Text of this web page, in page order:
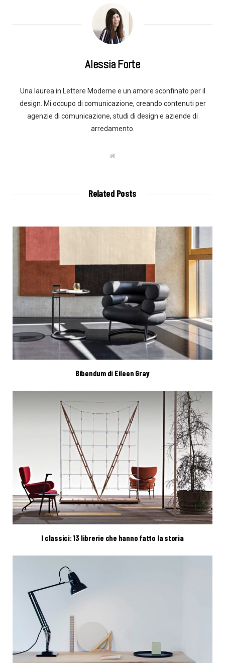
Alessia Forte
Una laurea in Lettere Moderne e un amore sconfinato per il
design. Mi occupo di comunicazione, creando contenuti per
agenzie di comunicazione, studi di design e aziende di
arredamento.
W
Related Posts
Bibendum di Eileen Gray
I classici: 13 librerie che hanno fatto la storia